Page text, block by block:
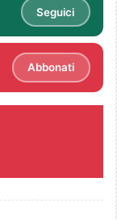
Seguici
Abbonati